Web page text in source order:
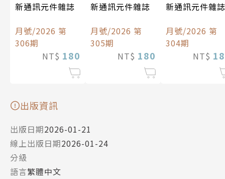
新通訊元件雜誌
月號/2026 第
306期
NT$ 180
新通訊元件雜誌
月號/2026 第
305期
NT$ 180
新通訊元件雜誌
月號/2026 第
304期
NT$
出版資訊
出版日期2026-01-21
線上出版日期2026-01-24
分級
語言繁體中文